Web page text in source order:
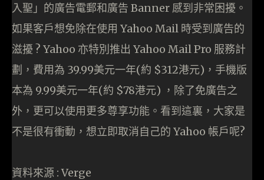
入聖」的廣告電郵和廣告 Banner 感到非常困擾。
如果客戶想免除在使用 Yahoo Mail 時受到廣告的
滋擾 ? Yahoo 亦特別推出 Yahoo Mail Pro 服務計
劃，費用為 39.99美元一年(約 $312港元)，手機版
本為 9.99美元一年(約 $78港元) ，除了免廣告之
外，更可以使用更多尊享功能。看到這裏，大家是
不是很有衝動，想立即取消自己的 Yahoo 帳戶呢?
資料來源 : Verge